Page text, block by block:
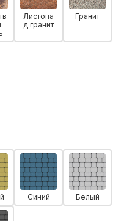
Листопа
д гранит
Гранит
Синий Белый